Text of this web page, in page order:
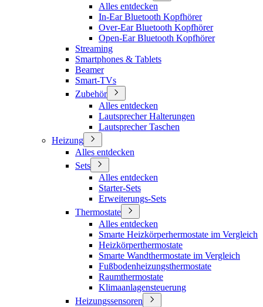
Alles entdecken
In-Ear Bluetooth Kopfhörer
Over-Ear Bluetooth Kopfhörer
Open-Ear Bluetooth Kopfhörer
Streaming
Smartphones & Tablets
Beamer
Smart-TVs
Zubehör
Alles entdecken
Lautsprecher Halterungen
Lautsprecher Taschen
Heizung
Alles entdecken
Sets
Alles entdecken
Starter-Sets
Erweiterungs-Sets
Thermostate
Alles entdecken
Smarte Heizkörperhermostate im Vergleich
Heizkörperthermostate
Smarte Wandthermostate im Vergleich
Fußbodenheizungsthermostate
Raumthermostate
Klimaanlagensteuerung
Heizungssensoren